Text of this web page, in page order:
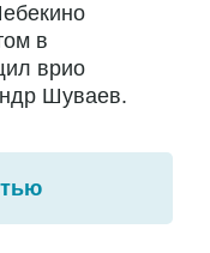
в
врио
Шуваев.